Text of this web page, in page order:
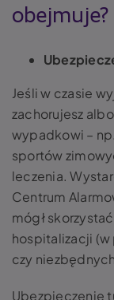
obejmuje?
Jeśli w czasie
zachorujesz
wypadkowi –
sportów
leczenia.
Centrum
mógł
hospitalizacji (w
czy
Ubezpieczenie